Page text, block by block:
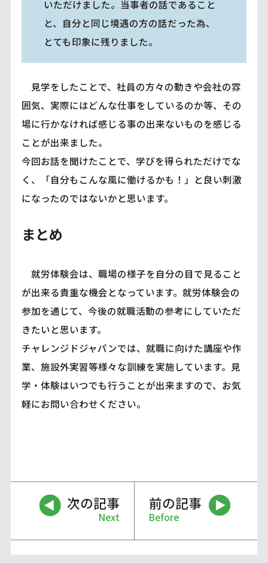
いただけました。当事者の話であること
と、自分と同じ境遇の方の話だった為、
とても印象に残りました。
見学をしたことで、社員の方々の動きや会社の雰
囲気、実際にはどんな仕事をしているのか等、その
場に行かなければ感じる事の出来ないものを感じる
ことが出来ました。
今回お話を聞けたことで、学びを得られただけでな
く、「自分もこんな風に働けるかも！」と良い刺激
になったのではないかと思います。
まとめ
就労体験会は、職場の様子を自分の目で見ること
が出来る貴重な機会となっています。就労体験会の
参加を通じて、今後の就職活動の参考にしていただ
きたいと思います。
チャレンジドジャパンでは、就職に向けた講座や作
業、施設外実習等様々な訓練を実施しています。見
学・体験はいつでも行うことが出来ますので、お気
軽にお問い合わせください。
次の記事
Next
前の記事
Before